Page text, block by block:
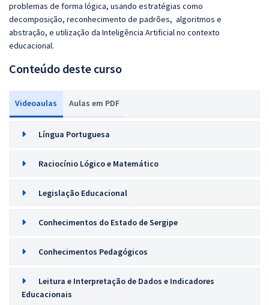
problemas de forma lógica, usando estratégias como
decomposição, reconhecimento de padrões, algoritmos e
abstração, e utilização da Inteligência Artificial no contexto
educacional.
Conteúdo deste curso
Videoaulas Aulas em PDF
Língua Portuguesa
Raciocínio Lógico e Matemático
Legislação Educacional
Conhecimentos do Estado de Sergipe
Conhecimentos Pedagógicos
Leitura e Interpretação de Dados e Indicadores
Educacionais